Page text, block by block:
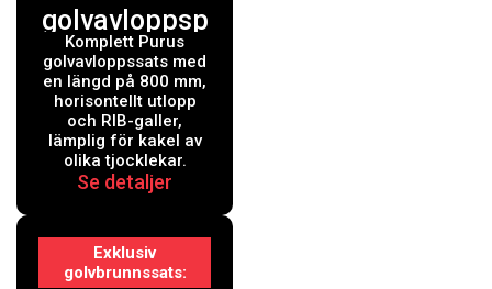
golvavloppsp
aket 800 mm
Komplett Purus
golvavloppssats med
en längd på 800 mm,
horisontellt utlopp
och RIB-galler,
lämplig för kakel av
olika tjocklekar.
Se detaljer
Exklusiv
golvbrunnssats